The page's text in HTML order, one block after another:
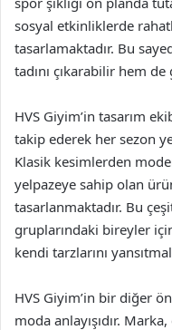
sosyal etkinliklerde
tasarlamaktadır. Bu
tadını çıkarabilir hem
HVS Giyim’in tasarım
takip ederek her sezon
Klasik kesimlerden
yelpazeye sahip olan
tasarlanmaktadır. Bu
gruplarındaki bireyler
kendi tarzlarını
HVS Giyim’in bir diğer
moda anlayışıdır.